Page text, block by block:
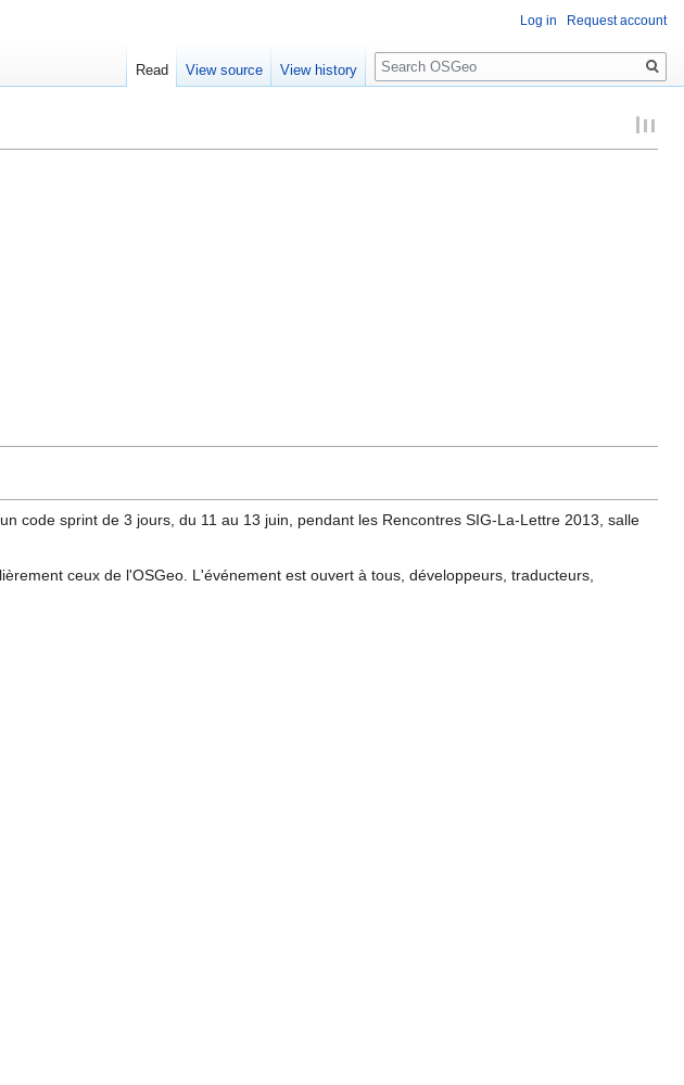
code sprint de 3 jours, du 11 au 13 juin, pendant les Rencontres SIG-La-Lettre 2013, salle
ceux de l'OSGeo. L'événement est ouvert à tous, développeurs, traducteurs,
Log in Request account
Read View source View history
Search